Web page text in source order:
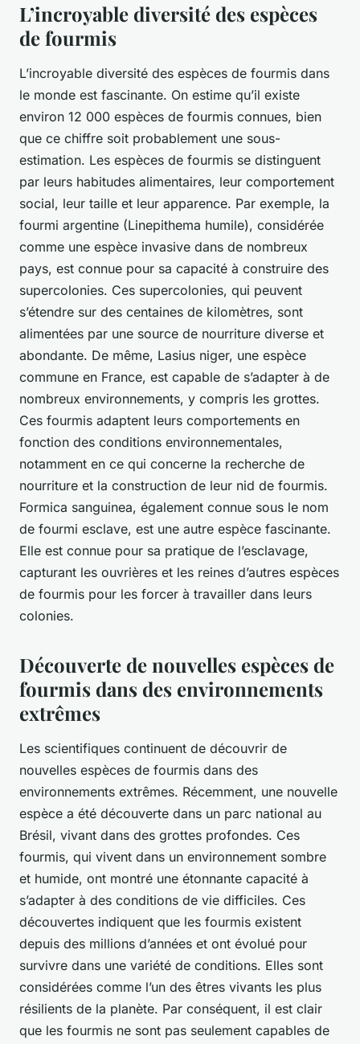
L’incroyable diversité des espèces
de fourmis
L’incroyable diversité des espèces de fourmis dans
le monde est fascinante. On estime qu’il existe
environ 12 000 espèces de fourmis connues, bien
que ce chiffre soit probablement une sous-
estimation. Les espèces de fourmis se distinguent
par leurs habitudes alimentaires, leur comportement
social, leur taille et leur apparence. Par exemple, la
fourmi argentine (Linepithema humile), considérée
comme une espèce invasive dans de nombreux
pays, est connue pour sa capacité à construire des
supercolonies. Ces supercolonies, qui peuvent
s’étendre sur des centaines de kilomètres, sont
alimentées par une source de nourriture diverse et
abondante. De même, Lasius niger, une espèce
commune en France, est capable de s’adapter à de
nombreux environnements, y compris les grottes.
Ces fourmis adaptent leurs comportements en
fonction des conditions environnementales,
notamment en ce qui concerne la recherche de
nourriture et la construction de leur nid de fourmis.
Formica sanguinea, également connue sous le nom
de fourmi esclave, est une autre espèce fascinante.
Elle est connue pour sa pratique de l’esclavage,
capturant les ouvrières et les reines d’autres espèces
de fourmis pour les forcer à travailler dans leurs
colonies.
Découverte de nouvelles espèces de
fourmis dans des environnements
extrêmes
Les scientifiques continuent de découvrir de
nouvelles espèces de fourmis dans des
environnements extrêmes. Récemment, une nouvelle
espèce a été découverte dans un parc national au
Brésil, vivant dans des grottes profondes. Ces
fourmis, qui vivent dans un environnement sombre
et humide, ont montré une étonnante capacité à
s’adapter à des conditions de vie difficiles. Ces
découvertes indiquent que les fourmis existent
depuis des millions d’années et ont évolué pour
survivre dans une variété de conditions. Elles sont
considérées comme l’un des êtres vivants les plus
résilients de la planète. Par conséquent, il est clair
que les fourmis ne sont pas seulement capables de